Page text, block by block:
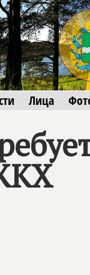
Лица